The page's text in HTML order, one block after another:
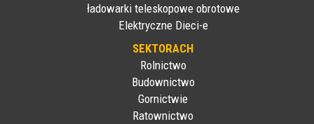
ładowarki teleskopowe obrotowe
Elektryczne Dieci-e
SEKTORACH
Rolnictwo
Budownictwo
Gornictwie
Ratownictwo